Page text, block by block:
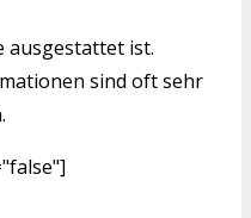
ausgestattet ist.
sind oft sehr